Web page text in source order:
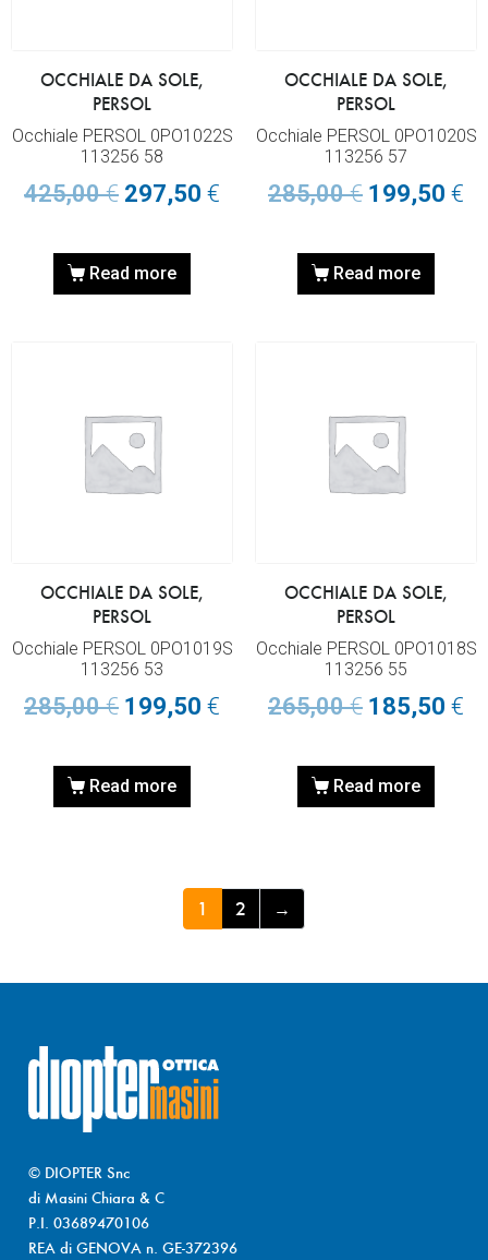
OCCHIALE DA SOLE,
PERSOL
Occhiale PERSOL 0PO1022S
113256 58
425,00€ 297,50 €
Read more
OCCHIALE DA SOLE,
PERSOL
Occhiale PERSOL 0PO1020S
113256 57
285,00€ 199,50 €
Read more
OCCHIALE DA SOLE,
PERSOL
Occhiale PERSOL 0PO1019S
113256 53
285,00€ 199,50 €
Read more
OCCHIALE DA SOLE,
PERSOL
Occhiale PERSOL 0PO1018S
113256 55
265,00€ 185,50 €
Read more
1 2 →
© DIOPTER Snc
di Masini Chiara & C
P.I. 03689470106
REA di GENOVA n. GE-372396